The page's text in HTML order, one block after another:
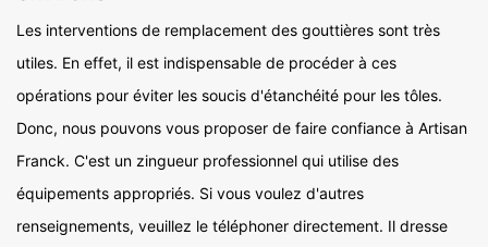
Les interventions de remplacement des gouttières sont très
utiles. En effet, il est indispensable de procéder à ces
opérations pour éviter les soucis d'étanchéité pour les tôles.
Donc, nous pouvons vous proposer de faire confiance à Artisan
Franck. C'est un zingueur professionnel qui utilise des
équipements appropriés. Si vous voulez d'autres
renseignements, veuillez le téléphoner directement. Il dresse